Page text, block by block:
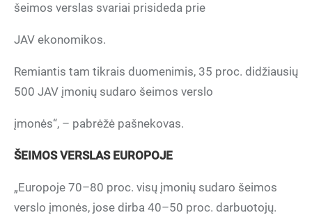
šeimos verslas svariai prisideda prie
JAV ekonomikos.
Remiantis tam tikrais duomenimis, 35 proc. didžiausių
500 JAV įmonių sudaro šeimos verslo
įmonės“, – pabrėžė pašnekovas.
ŠEIMOS VERSLAS EUROPOJE
„Europoje 70–80 proc. visų įmonių sudaro šeimos
verslo įmonės, jose dirba 40–50 proc. darbuotojų.